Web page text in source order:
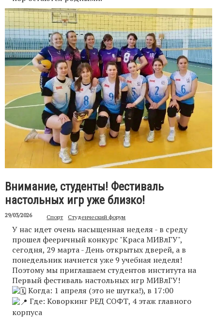
Внимание, студенты! Фестиваль
настольных игр уже близко!
29/03/2026 Спорт Студенческий форум
У нас идет очень насыщенная неделя - в среду
прошел фееричный конкурс "Краса МИВлГУ",
сегодня, 29 марта - День открытых дверей, а в
понедельник начнется уже 9 учебная неделя!
Поэтому мы приглашаем студентов института на
Первый фестиваль настольных игр МИВлГУ!
Когда: 1 апреля (это не шутка!), в 17:00
Где: Коворкинг РЕД СОФТ, 4 этаж главного
корпуса